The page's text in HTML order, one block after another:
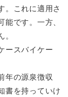
。これに適用さ
です。一方、
ースバイケー
年の源泉徴収
書を持っていけ